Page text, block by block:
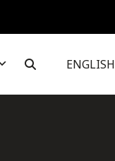
ENGLISH